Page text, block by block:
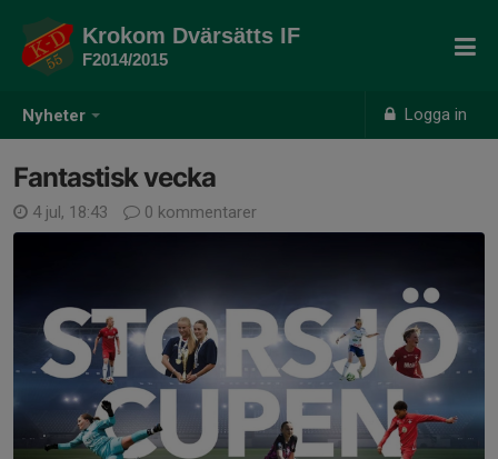
Nyheter Logga in
Krokom Dvärsätts IF
F2014/2015
Fantastisk vecka
4 jul, 18:43 0 kommentarer